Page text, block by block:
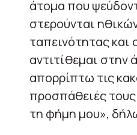
άτομα που
στερούνται
ταπεινότητας και
αντιτίθεμαι στην
απορρίπτω τις
προσπάθειές
τη φήμη μου»,